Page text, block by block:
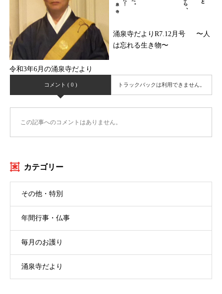
令和3年6月の涌泉寺だより
涌泉寺だよりR7.12月号 〜人
は忘れる生き物〜
コメント ( 0 ) トラックバックは利用できません。
この記事へのコメントはありません。
カテゴリー
その他・特別
年間行事・仏事
毎月のお護り
涌泉寺だより